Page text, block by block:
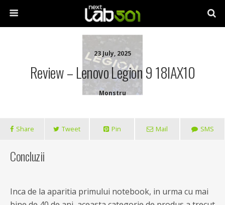
23 July, 2025
Review – Lenovo Legion 9 18IAX10
Monstru
Share Tweet Pin Mail SMS
Concluzii
Inca de la aparitia primului notebook, in urma cu mai